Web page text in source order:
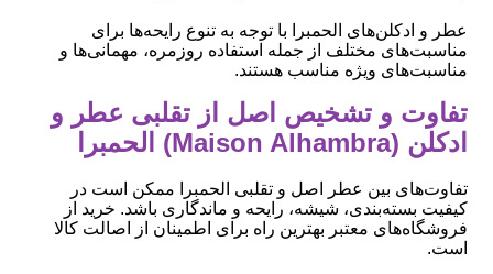
عطر و ادکلن‌های الحمبرا با توجه به تنوع رایحه‌ها برای
مناسبت‌های مختلف از جمله استفاده روزمره، مهمانی‌ها و
مناسبت‌های ویژه مناسب هستند.
تفاوت و تشخیص اصل از تقلبی عطر و
ادکلن (Maison Alhambra) الحمبرا
تفاوت‌های بین عطر اصل و تقلبی الحمبرا ممکن است در
کیفیت بسته‌بندی، شیشه، رایحه و ماندگاری باشد. خرید از
فروشگاه‌های معتبر بهترین راه برای اطمینان از اصالت کالا
است.